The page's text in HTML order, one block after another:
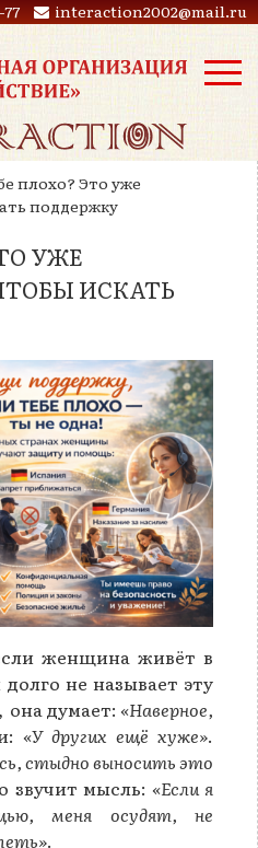
interaction2002@mail.ru
плохо? Это уже
поддержку
УЖЕ
ИСКАТЬ
женщина живёт в
не называет эту
думает: «Наверное,
«У других ещё хуже».
стыдно выносить это
звучит мысль: «Если я
меня осудят, не
.